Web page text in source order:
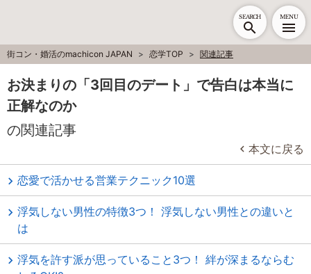
SEARCH MENU
街コン・婚活のmachicon JAPAN 恋学TOP 関連記事
お決まりの「3回目のデート」で告白は本当に
正解なのか
の関連記事
本文に戻る
恋愛で活かせる営業テクニック10選
浮気しない男性の特徴3つ！ 浮気しない男性との違いと
は
浮気を許す派が思っていること3つ！ 絆が深まるならむ